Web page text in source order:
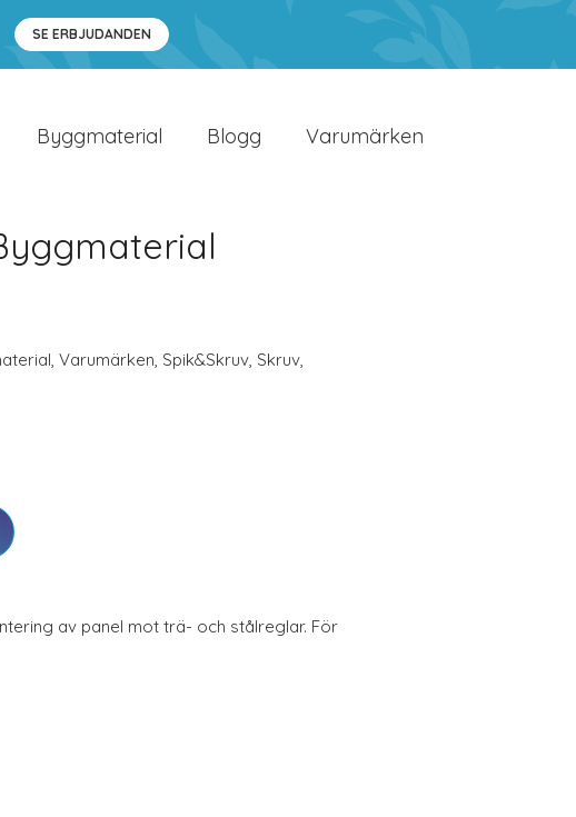
SE ERBJUDANDEN
Byggmaterial Blogg Varumärken
, Varumärken, Spik&Skruv, Skruv,
av panel mot trä- och stålreglar. För